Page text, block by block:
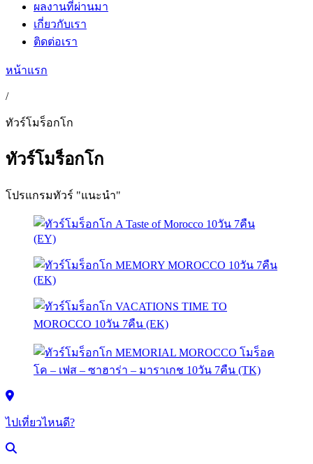
ผลงานที่ผ่านมา
เกี่ยวกับเรา
ติดต่อเรา
หน้าแรก
/
ทัวร์โมร็อกโก
ทัวร์โมร็อกโก
โปรแกรมทัวร์ "แนะนำ"
ไปเที่ยวไหนดี?